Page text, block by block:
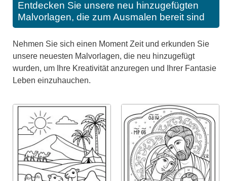
Entdecken Sie unsere neu hinzugefügten
Malvorlagen, die zum Ausmalen bereit sind
Nehmen Sie sich einen Moment Zeit und erkunden Sie
unsere neuesten Malvorlagen, die neu hinzugefügt
wurden, um Ihre Kreativität anzuregen und Ihrer Fantasie
Leben einzuhauchen.